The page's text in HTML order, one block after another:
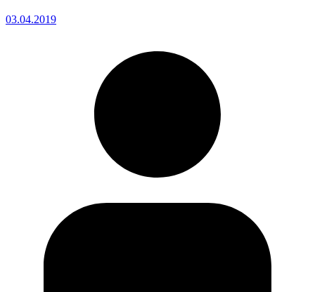
03.04.2019